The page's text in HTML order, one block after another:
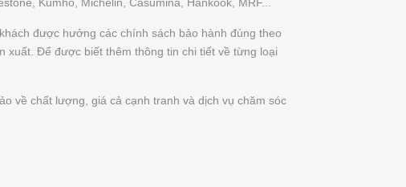
được hưởng các chính sách bảo hành đúng theo
xuất. Để được biết thêm thông tin chi tiết về từng loại
về chất lượng, giá cả cạnh tranh và dịch vụ chăm sóc